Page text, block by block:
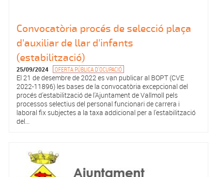
Convocatòria procés de selecció plaça
d'auxiliar de llar d'infants
(estabilització)
25/09/2024 OFERTA PÚBLICA D'OCUPACIÓ
El 21 de desembre de 2022 es van publicar al BOPT (CVE
2022-11896) les bases de la convocatòria excepcional del
procés d'estabilització de l'Ajuntament de Vallmoll pels
processos selectius del personal funcionari de carrera i
laboral fix subjectes a la taxa addicional per a l'estabilització
del...